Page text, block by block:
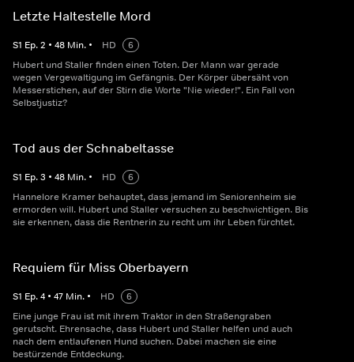
Letzte Haltestelle Mord
S1 Ep.2 • 48 Min. • HD
6
Hubert und Staller finden einen Toten. Der Mann war gerade
wegen Vergewaltigung im Gefängnis. Der Körper übersäht von
Messerstichen, auf der Stirn die Worte "Nie wieder!". Ein Fall von
Selbstjustiz?
Tod aus der Schnabeltasse
S1 Ep.3 • 48 Min. • HD
6
Hannelore Kramer behauptet, dass jemand im Seniorenheim sie
ermorden will. Hubert und Staller versuchen zu beschwichtigen. Bis
sie erkennen, dass die Rentnerin zu recht um ihr Leben fürchtet.
Requiem für Miss Oberbayern
S1 Ep.4 • 47 Min. • HD
6
Eine junge Frau ist mit ihrem Traktor in den Straßengraben
gerutscht. Ehrensache, dass Hubert und Staller helfen und auch
nach dem entlaufenen Hund suchen. Dabei machen sie eine
bestürzende Entdeckung.